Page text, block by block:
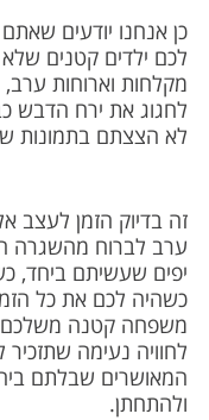
התנתק
כן אנחנו יודעים
לכם ילדים קטנים
מקלחות וארוחות ערב,
לחגוג את ירח הדבש
לא הצצתם בתמונות
זה בדיוק הזמן לעצב
ערב לברוח מהשגרה
יפים שעשיתם ביחד,
כשהיה לכם את כל
משפחה קטנה משלכם,
לחוויה נעימה
המאושרים שבלתם
ולהתחתן.